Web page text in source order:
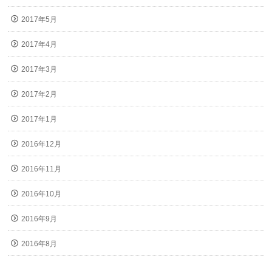
2017年5月
2017年4月
2017年3月
2017年2月
2017年1月
2016年12月
2016年11月
2016年10月
2016年9月
2016年8月